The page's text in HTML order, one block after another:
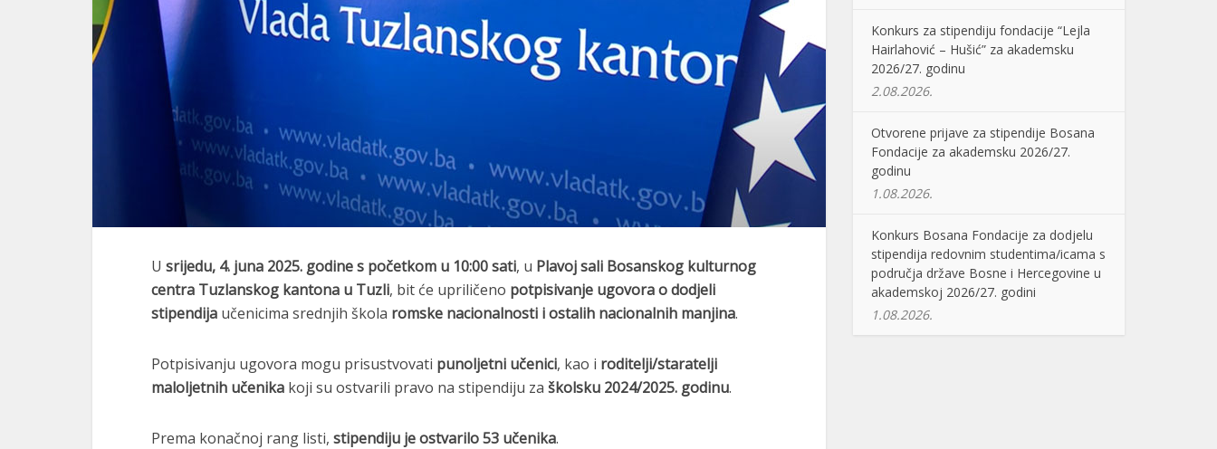
U srijedu, 4. juna 2025. godine s početkom u 10:00 sati, u Plavoj sali Bosanskog kulturnog
centra Tuzlanskog kantona u Tuzli, bit će upriličeno potpisivanje ugovora o dodjeli
stipendija učenicima srednjih škola romske nacionalnosti i ostalih nacionalnih manjina.
Potpisivanju ugovora mogu prisustvovati punoljetni učenici, kao i roditelji/staratelji
maloljetnih učenika koji su ostvarili pravo na stipendiju za školsku 2024/2025. godinu.
Prema konačnoj rang listi, stipendiju je ostvarilo 53 učenika.
Konkurs za stipendiju fondacije “Lejla
Hairlahović – Hušić” za akademsku
2026/27. godinu
2.08.2026.
Otvorene prijave za stipendije Bosana
Fondacije za akademsku 2026/27.
godinu
1.08.2026.
Konkurs Bosana Fondacije za dodjelu
stipendija redovnim studentima/icama s
područja države Bosne i Hercegovine u
akademskoj 2026/27. godini
1.08.2026.